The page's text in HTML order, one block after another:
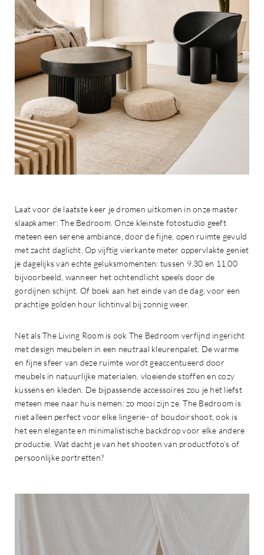
Laat voor de laatste keer je dromen uitkomen in onze master
slaapkamer: The Bedroom. Onze kleinste fotostudio geeft
meteen een serene ambiance, door de fijne, open ruimte gevuld
met zacht daglicht. Op vijftig vierkante meter oppervlakte geniet
je dagelijks van echte geluksmomenten: tussen 9.30 en 11.00
bijvoorbeeld, wanneer het ochtendlicht speels door de
gordijnen schijnt. Of boek aan het einde van de dag, voor een
prachtige golden hour lichtinval bij zonnig weer.
Net als The Living Room is ook The Bedroom verfijnd ingericht
met design meubelen in een neutraal kleurenpalet. De warme
en fijne sfeer van deze ruimte wordt geaccentueerd door
meubels in natuurlijke materialen, vloeiende stoffen en cozy
kussens en kleden. De bijpassende accessoires zou je het liefst
meteen mee naar huis nemen: zo mooi zijn ze. The Bedroom is
niet alleen perfect voor elke lingerie- of boudoirshoot, ook is
het een elegante en minimalistische backdrop voor elke andere
productie. Wat dacht je van het shooten van productfoto’s of
persoonlijke portretten?